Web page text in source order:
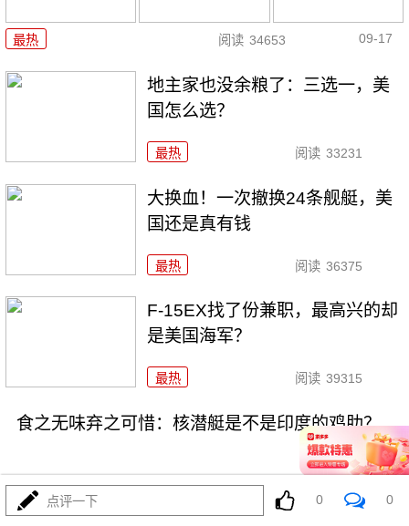
最热 阅读 34653 09-17
地主家也没余粮了：三选一，美
国怎么选？
最热 阅读 33231
大换血！一次撤换24条舰艇，美
国还是真有钱
最热 阅读 36375
F-15EX找了份兼职，最高兴的却
是美国海军？
最热 阅读 39315
食之无味弃之可惜：核潜艇是不是印度的鸡肋？
点评一下 0 0